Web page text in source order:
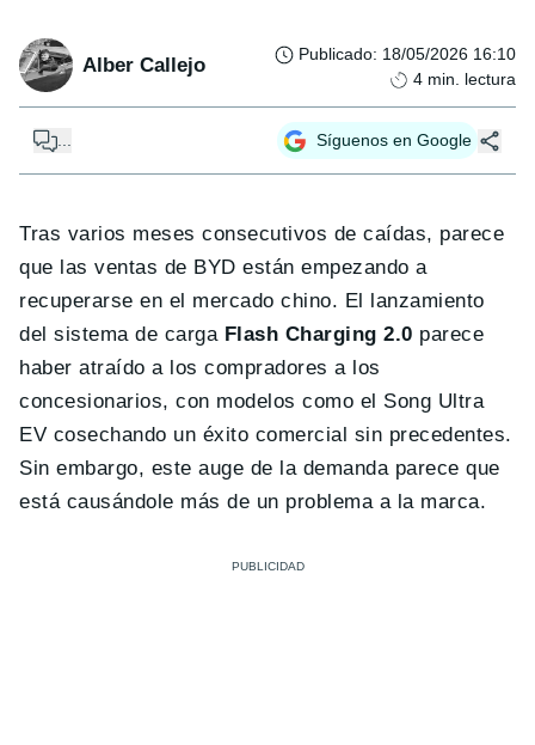
Alber Callejo Publicado: 18/05/2026 16:10
4 min. lectura
... Síguenos en Google
Tras varios meses consecutivos de caídas, parece
que las ventas de BYD están empezando a
recuperarse en el mercado chino. El lanzamiento
del sistema de carga Flash Charging 2.0 parece
haber atraído a los compradores a los
concesionarios, con modelos como el Song Ultra
EV cosechando un éxito comercial sin precedentes.
Sin embargo, este auge de la demanda parece que
está causándole más de un problema a la marca.